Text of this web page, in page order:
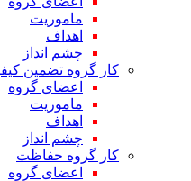
ماموریت
اهداف
چشم انداز
کار گروه تضمین
اعضای گروه
ماموریت
اهداف
چشم انداز
کار گروه حفاظت
اعضای گروه